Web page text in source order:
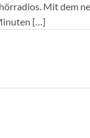
Mit dem
[…]